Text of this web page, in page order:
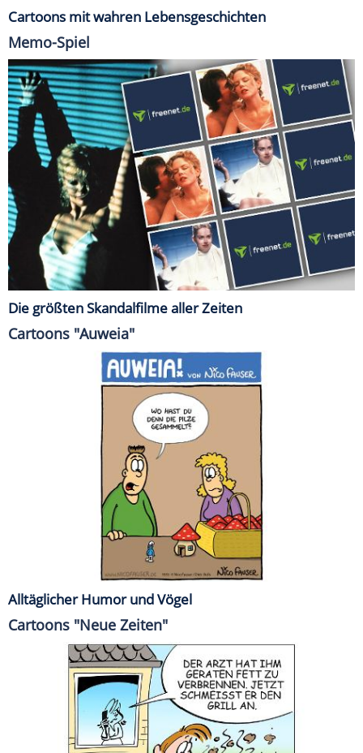
Cartoons mit wahren Lebensgeschichten
Memo-Spiel
Die größten Skandalfilme aller Zeiten
Cartoons "Auweia"
Alltäglicher Humor und Vögel
Cartoons "Neue Zeiten"